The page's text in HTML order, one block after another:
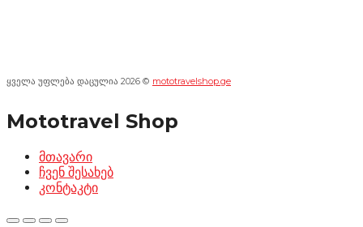
ყველა უფლება დაცულია 2026 © mototravelshop.ge
Mototravel Shop
მთავარი
ჩვენ შესახებ
კონტაკტი